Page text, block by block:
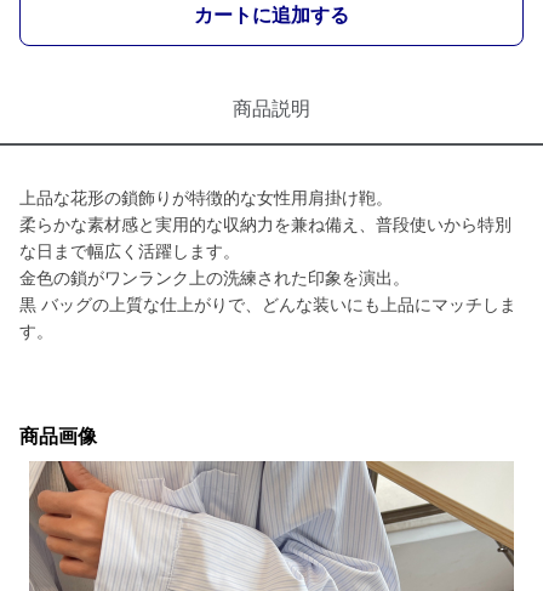
カートに追加する
商品説明
上品な花形の鎖飾りが特徴的な女性用肩掛け鞄。
柔らかな素材感と実用的な収納力を兼ね備え、普段使いから特別
な日まで幅広く活躍します。
金色の鎖がワンランク上の洗練された印象を演出。
黒 バッグの上質な仕上がりで、どんな装いにも上品にマッチしま
す。
商品画像